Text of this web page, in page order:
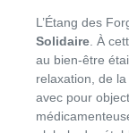
L’Étang des
Solidaire. À
au bien-être
relaxation, de
avec pour